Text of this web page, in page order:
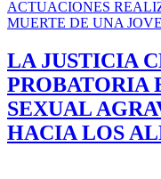
ACTUACIONES
MUERTE DE UNA
LA JUSTICIA
PROBATORIA
SEXUAL
HACIA LOS